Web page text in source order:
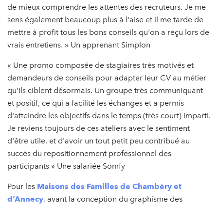
de mieux comprendre les attentes des recruteurs. Je me
sens également beaucoup plus à l'aise et il me tarde de
mettre à profit tous les bons conseils qu'on a reçu lors de
vrais entretiens. » Un apprenant Simplon
« Une promo composée de stagiaires très motivés et
demandeurs de conseils pour adapter leur CV au métier
qu'ils ciblent désormais. Un groupe très communiquant
et positif, ce qui a facilité les échanges et a permis
d'atteindre les objectifs dans le temps (très court) imparti.
Je reviens toujours de ces ateliers avec le sentiment
d'être utile, et d'avoir un tout petit peu contribué au
succès du repositionnement professionnel des
participants » Une salariée Somfy
Pour les Maisons des Familles de Chambéry et
d’Annecy, avant la conception du graphisme des